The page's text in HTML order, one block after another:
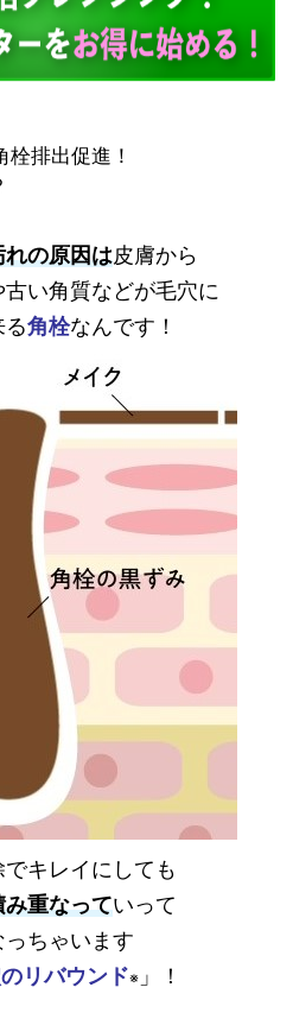
栓排出促進！
れの原因は皮膚から
い角質などが毛穴に
角栓なんです！
でキレイにしても
重なっていって
ちゃいます
リバウンド※ 」 ！